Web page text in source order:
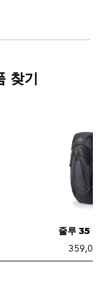
찾기
줄루 35
359,000